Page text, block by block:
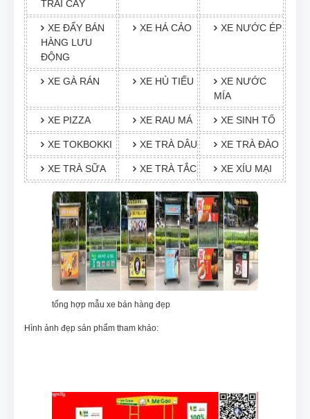
TRÁI CÂY
XE ĐẨY BÁN
HÀNG LƯU
ĐỘNG
XE HÁ CẢO XE NƯỚC ÉP
XE GÀ RÁN XE HỦ TIẾU
XE NƯỚC
MÍA
XE PIZZA XE RAU MÁ XE SINH TỐ
XE TOKBOKKI XE TRÀ DÂU XE TRÀ ĐÀO
XE TRÀ SỮA XE TRÀ TẮC XE XÍU MẠI
tổng hợp mẫu xe bán hàng đẹp
Hình ảnh đẹp sản phẩm tham khảo: